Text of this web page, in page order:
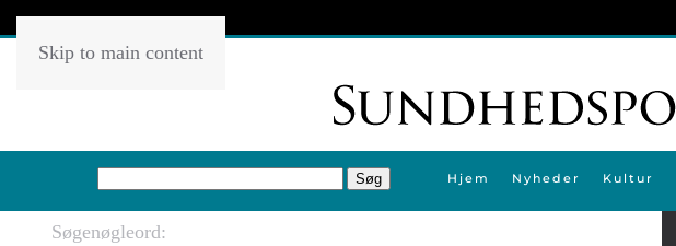
Skip to main content
Hjem Nyheder Kultur